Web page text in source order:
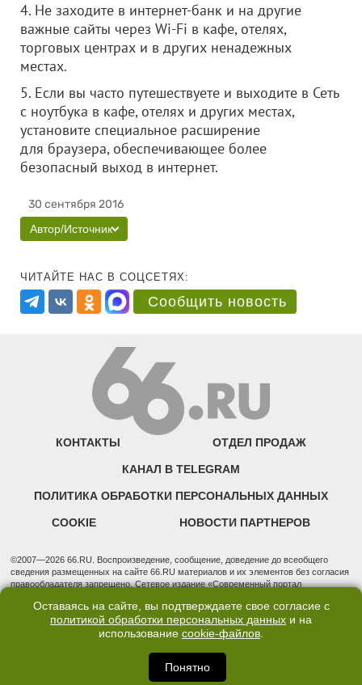
4. Не заходите в интернет-банк и на другие
важные сайты через Wi-Fi в кафе, отелях,
торговых центрах и в других ненадежных
местах.
5. Если вы часто путешествуете и выходите в Сеть
с ноутбука в кафе, отелях и других местах,
установите специальное расширение
для браузера, обеспечивающее более
безопасный выход в интернет.
30 сентября 2016
Автор/Источник
ЧИТАЙТЕ НАС В СОЦСЕТЯХ:
Сообщить новость
КОНТАКТЫ ОТДЕЛ ПРОДАЖ
КАНАЛ В TELEGRAM
ПОЛИТИКА ОБРАБОТКИ ПЕРСОНАЛЬНЫХ ДАННЫХ
COOKIE НОВОСТИ ПАРТНЕРОВ
©2007—2026 66.RU. Воспроизведение, сообщение, доведение до всеобщего
сведения размещенных на сайте 66.RU материалов и их элементов без согласия
правообладателя запрещено. Сетевое издание «Современный портал
надзору в сфере связи, информационных технологий и массовых коммуникаций
(Роскомнадзор). Регистрационный номер ЭЛ № ФС 77 - 76634 от 02.09.2019
Учредитель: Общество с ограниченной ответственностью "66.ру". Юридический
3, оф. 7015 Фактический адрес редакции и отдела продаж: 620014, Свердловская
обл., г. Екатеринбург, ул. Бориса Ельцина, д. 3, оф. 7015, +7 (343) 288-50-66
info@news.66.ru Главный редактор: Шлыков Дмитрий Владимирович
Оставаясь на сайте, вы подтверждаете свое согласие с
политикой обработки персональных данных и на
использование cookie-файлов.
Понятно